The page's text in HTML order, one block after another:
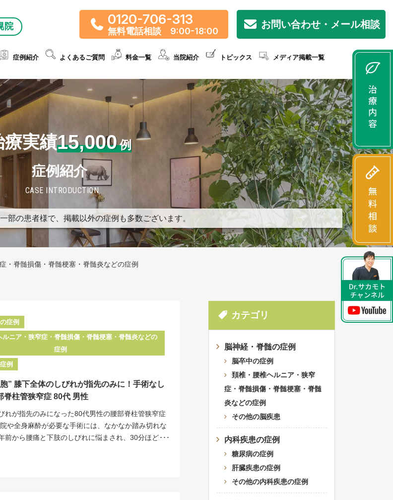
院 0120-706-313
無料電話相談 9:00-18:00
お問い合わせ・メール相談
症例紹介 よくあるご質問 料金一覧 当院紹介 トピックス メディア掲載一覧
療実績15,000例
症例紹介
CASE INTRODUCTION
部の患者様で、掲載以外の症例も多数ございます。
・脊髄損傷・脊髄梗塞・脊髄炎などの症例
症例
ルニア・狭窄症・脊髄損傷・脊髄梗塞・脊髄炎などの
症例
例
” 膝下全体のしびれが指先のみに！手術なし
脊柱管狭窄症 80代 男性
れが指先のみになった80代男性の腰部脊柱管狭窄症
や全身麻酔が必要な手術には、なかなか踏み切れな
から腰痛と下肢のしびれに悩まされ、30分ほど歩
カテゴリ
脳神経・脊髄の症例
脳卒中の症例
頚椎・腰椎ヘルニア・狭窄
症・脊髄損傷・脊髄梗塞・脊髄
炎などの症例
その他の脳疾患
内科疾患の症例
糖尿病の症例
肝臓疾患の症例
その他の内科疾患の症例